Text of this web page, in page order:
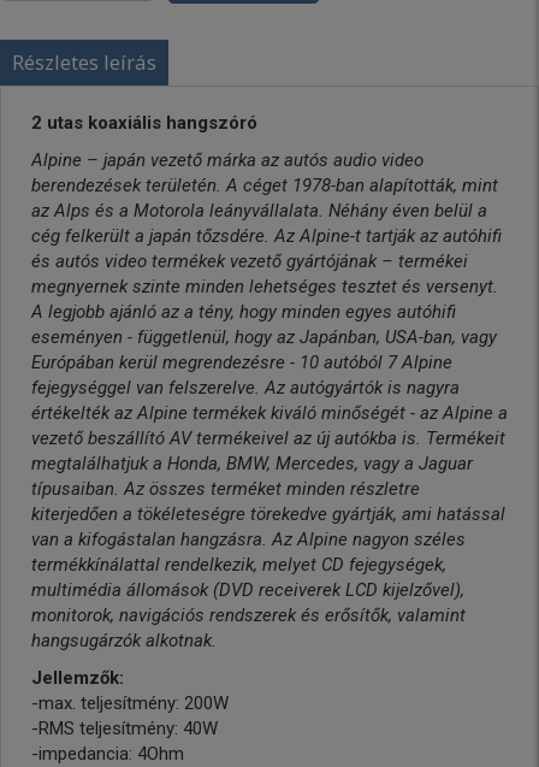
Részletes leírás
2 utas koaxiális hangszóró
Alpine – japán vezető márka az autós audio video
berendezések területén. A céget 1978-ban alapították, mint
az Alps és a Motorola leányvállalata. Néhány éven belül a
cég felkerült a japán tőzsdére. Az Alpine-t tartják az autóhifi
és autós video termékek vezető gyártójának – termékei
megnyernek szinte minden lehetséges tesztet és versenyt.
A legjobb ajánló az a tény, hogy minden egyes autóhifi
eseményen - függetlenül, hogy az Japánban, USA-ban, vagy
Európában kerül megrendezésre - 10 autóból 7 Alpine
fejegységgel van felszerelve. Az autógyártók is nagyra
értékelték az Alpine termékek kiváló minőségét - az Alpine a
vezető beszállító AV termékeivel az új autókba is. Termékeit
megtalálhatjuk a Honda, BMW, Mercedes, vagy a Jaguar
típusaiban. Az összes terméket minden részletre
kiterjedően a tökéleteségre törekedve gyártják, ami hatással
van a kifogástalan hangzásra. Az Alpine nagyon széles
termékkínálattal rendelkezik, melyet CD fejegységek,
multimédia állomások (DVD receiverek LCD kijelzővel),
monitorok, navigációs rendszerek és erősítők, valamint
hangsugárzók alkotnak.
Jellemzők:
-max. teljesítmény: 200W
-RMS teljesítmény: 40W
-impedancia: 4Ohm